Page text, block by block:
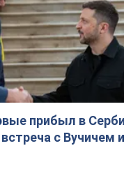
прибыл в
с Вучичем